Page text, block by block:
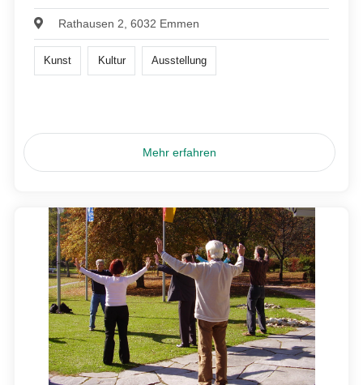
Rathausen 2, 6032 Emmen
Kunst Kultur Ausstellung
Mehr erfahren